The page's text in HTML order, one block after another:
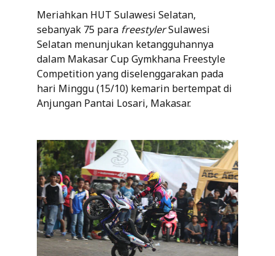
Meriahkan HUT Sulawesi Selatan,
sebanyak 75 para freestylerSulawesi
Selatan menunjukan ketangguhannya
dalam Makasar Cup Gymkhana Freestyle
Competition yang diselenggarakan pada
hari Minggu (15/10) kemarin bertempat di
Anjungan Pantai Losari, Makasar.